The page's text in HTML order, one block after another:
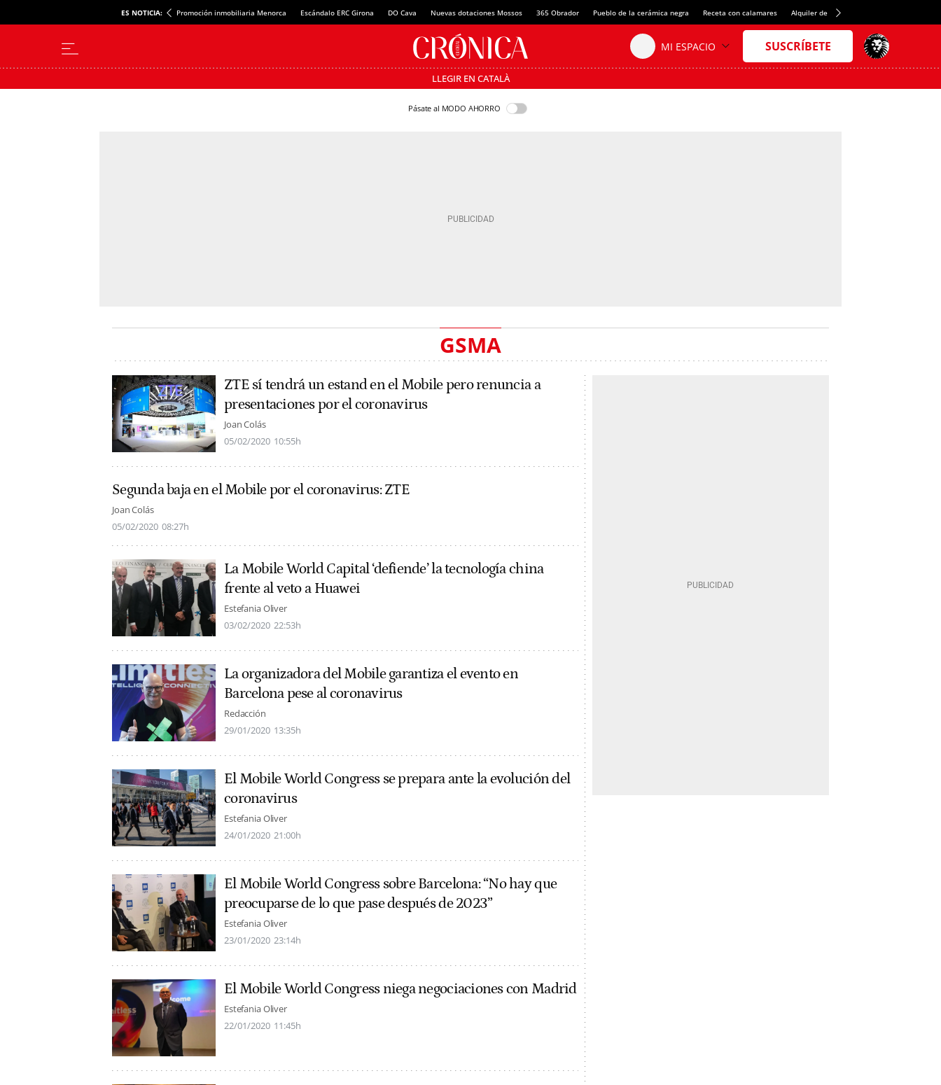
ES NOTICIA: Promoción inmobiliaria Menorca Escándalo ERC Girona DO Cava Nuevas dotaciones Mossos 365 Obrador Pueblo de la cerámica negra Receta con calamares Alquiler de habitaciones en España
LLEGIR EN CATALÀ
Pásate al MODO AHORRO
GSMA
ZTE sí tendrá un estand en el Mobile pero renuncia a
presentaciones por el coronavirus
Joan Colás
05/02/2020 10:55h
Segunda baja en el Mobile por el coronavirus: ZTE
Joan Colás
05/02/2020 08:27h
La Mobile World Capital ‘defiende’ la tecnología china
frente al veto a Huawei
Estefania Oliver
03/02/2020 22:53h
La organizadora del Mobile garantiza el evento en
Barcelona pese al coronavirus
Redacción
29/01/2020 13:35h
El Mobile World Congress se prepara ante la evolución del
coronavirus
Estefania Oliver
24/01/2020 21:00h
El Mobile World Congress sobre Barcelona: “No hay que
preocuparse de lo que pase después de 2023”
Estefania Oliver
23/01/2020 23:14h
El Mobile World Congress niega negociaciones con Madrid
Estefania Oliver
22/01/2020 11:45h